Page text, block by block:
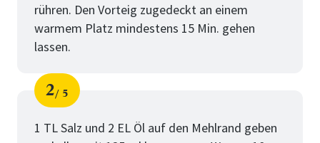
rühren. Den Vorteig zugedeckt an einem
warmem Platz mindestens 15 Min. gehen
lassen.
Schritt
2
von
5
1 TL Salz und 2 EL Öl auf den Mehlrand geben